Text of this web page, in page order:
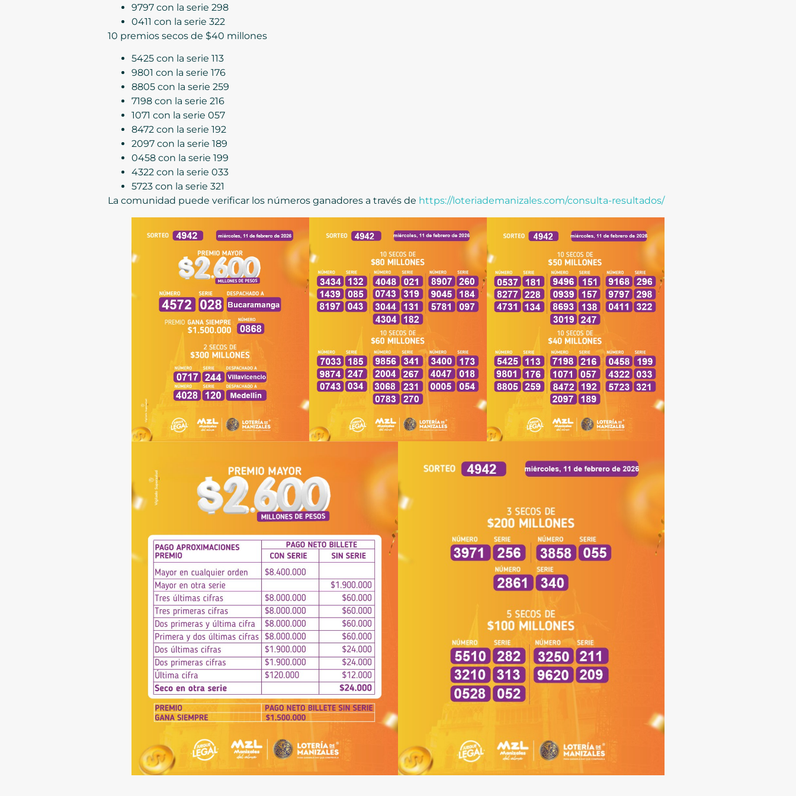
9797 con la serie 298
0411 con la serie 322
10 premios secos de $40 millones
5425 con la serie 113
9801 con la serie 176
8805 con la serie 259
7198 con la serie 216
1071 con la serie 057
8472 con la serie 192
2097 con la serie 189
0458 con la serie 199
4322 con la serie 033
5723 con la serie 321
La comunidad puede verificar los números ganadores a través de https://loteriademanizales.com/consulta-resultados/